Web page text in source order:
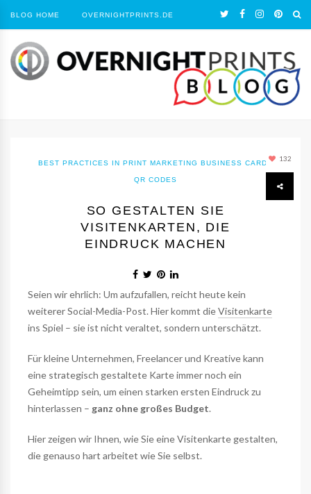
BLOG HOME OVERNIGHTPRINTS.DE
132
BEST PRACTICES IN PRINT MARKETING BUSINESS CARDS
QR CODES
SO GESTALTEN SIE
VISITENKARTEN, DIE
EINDRUCK MACHEN
Seien wir ehrlich: Um aufzufallen, reicht heute kein
weiterer Social-Media-Post. Hier kommt dieVisitenkarte
ins Spiel – sie ist nicht veraltet, sondern unterschätzt.
Für kleine Unternehmen, Freelancer und Kreative kann
eine strategisch gestaltete Karte immer noch ein
Geheimtipp sein, um einen starken ersten Eindruck zu
hinterlassen – ganz ohne großes Budget.
Hier zeigen wir Ihnen, wie Sie eine Visitenkarte gestalten,
die genauso hart arbeitet wie Sie selbst.